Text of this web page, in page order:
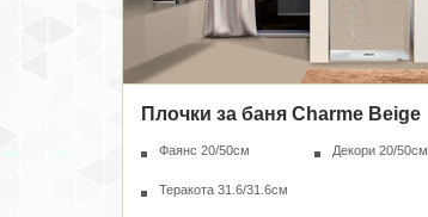
Плочки за баня Charme Beige
Фаянс 20/50см Декори 20/50см
Теракота 31.6/31.6см